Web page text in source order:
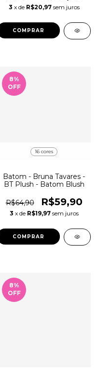
3 x de R$20,97 sem juros
COMPRAR
8%
OFF
16 cores
Batom - Bruna Tavares -
BT Plush - Batom Blush
R$64,90 R$59,90
3 x de R$19,97 sem juros
COMPRAR
8%
OFF